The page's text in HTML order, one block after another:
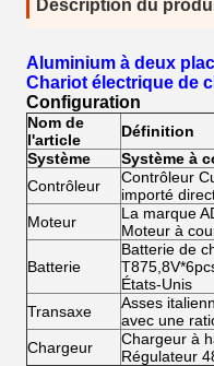
Description du
Aluminium à deux
Chariot électrique de
Configuration
Nom de
l'article
Définition
Système
Système à
Contrôleur
Contrôleur
importé
Moteur
La marque
Moteur à
Batterie
Batterie de
États-Unis
Transaxe
Asses
avec une
Chargeur
Chargeur à
Régulateur